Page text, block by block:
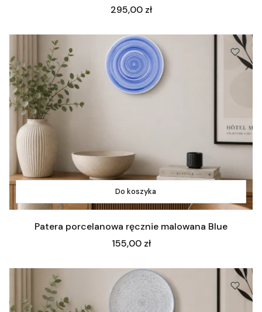
Cena
295,00 zł
Do koszyka
Patera porcelanowa ręcznie malowana Blue
Cena
155,00 zł